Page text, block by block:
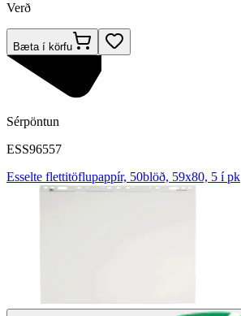
Verð
Bæta í körfu
Sérpöntun
ESS96557
Esselte flettitöflupappír, 50blöð, 59x80, 5 í pk